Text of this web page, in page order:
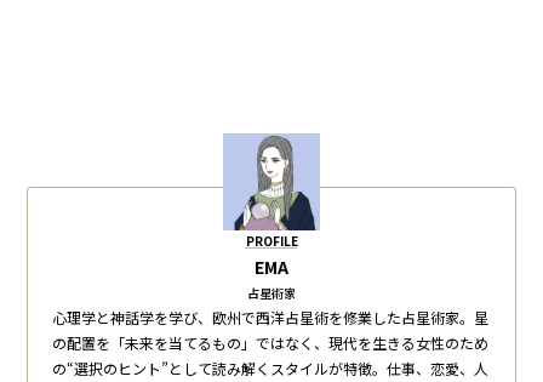
PROFILE
EMA
占星術家
心理学と神話学を学び、欧州で西洋占星術を修業した占星術家。星
の配置を「未来を当てるもの」ではなく、現代を生きる女性のため
の“選択のヒント”として読み解くスタイルが特徴。仕事、恋愛、人